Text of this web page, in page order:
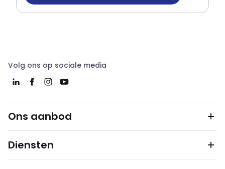
Volg ons op sociale media
Ons aanbod
Diensten